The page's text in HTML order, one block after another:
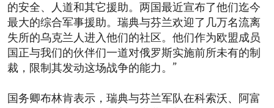
的安全、人道和其它援助。两国最近宣布了他们迄今
最大的综合军事援助。瑞典与芬兰欢迎了几万名流离
失所的乌克兰人进入他们的社区。他们作为欧盟成员
国正与我们的伙伴们一道对俄罗斯实施前所未有的制
裁，限制其发动这场战争的能力。”
国务卿布林肯表示，瑞典与芬兰军队在科索沃、阿富